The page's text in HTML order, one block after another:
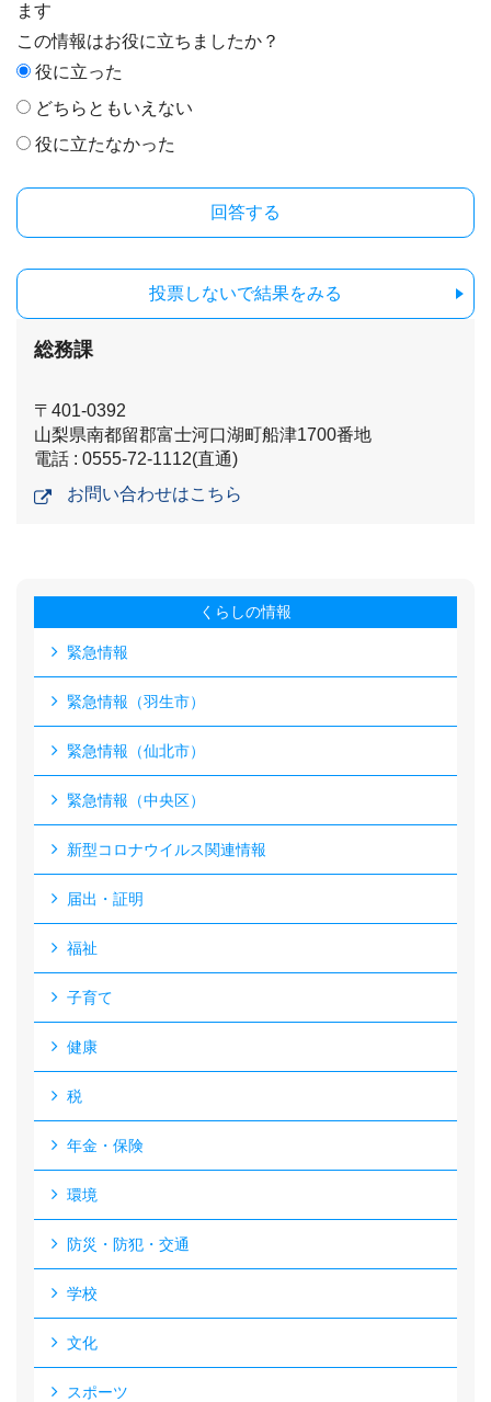
ます
この情報はお役に立ちましたか？
役に立った
どちらともいえない
役に立たなかった
投票しないで結果をみる
総務課
〒401-0392
山梨県南都留郡富士河口湖町船津1700番地
電話 : 0555-72-1112(直通)
お問い合わせはこちら
くらしの情報
緊急情報
緊急情報（羽生市）
緊急情報（仙北市）
緊急情報（中央区）
新型コロナウイルス関連情報
届出・証明
福祉
子育て
健康
税
年金・保険
環境
防災・防犯・交通
学校
文化
スポーツ